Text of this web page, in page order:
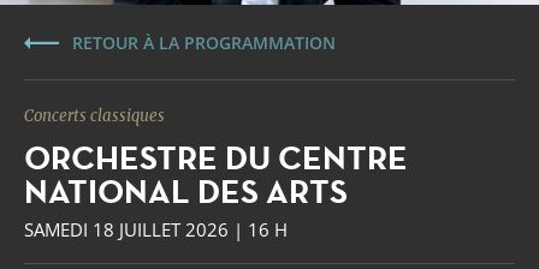
RETOUR À LA PROGRAMMATION
Concerts classiques
ORCHESTRE DU CENTRE
NATIONAL DES ARTS
SAMEDI 18 JUILLET 2026 | 16 H